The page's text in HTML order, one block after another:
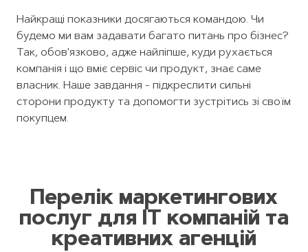
Найкращі показники досягаються командою. Чи
будемо ми вам задавати багато питань про бізнес?
Так, обов'язково, адже найліпше, куди рухається
компанія і що вміє сервіс чи продукт, знає саме
власник. Наше завдання - підкреслити сильні
сторони продукту та допомогти зустрітись зі своїм
покупцем.
Перелік маркетингових
послуг для IT компаній та
креативних агенцій